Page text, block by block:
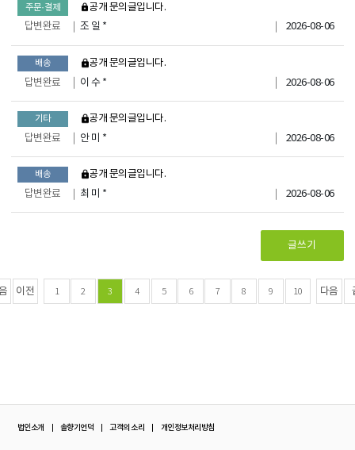
주문·결제
비공개 문의글입니다.
조 일 *
답변완료 2026-08-06
배송
비공개 문의글입니다.
이 수 *
답변완료 2026-08-06
기타
비공개 문의글입니다.
안 미 *
답변완료 2026-08-06
배송
비공개 문의글입니다.
최 미 *
답변완료 2026-08-06
이전 1 2 3 4 5 6 7 8 9 10 다음
글쓰기
법인소개 솔향기언덕 고객의 소리 개인정보처리방침